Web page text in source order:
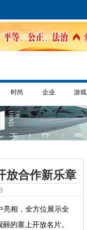
时尚 企业 游戏
放合作新乐章
相，全方位展示全
的塞上开放名片。